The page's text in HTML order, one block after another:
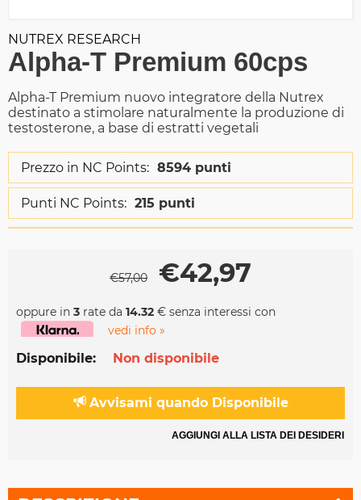
NUTREX RESEARCH
Alpha-T Premium 60cps
Alpha-T Premium nuovo integratore della Nutrex
destinato a stimolare naturalmente la produzione di
testosterone, a base di estratti vegetali
Prezzo in NC Points: 8594 punti
Punti NC Points: 215 punti
€57,00 €42,97
oppure in 3 rate da 14.32 € senza interessi con
vedi info »
Disponibile: Non disponibile
Avvisami quando Disponibile
AGGIUNGI ALLA LISTA DEI DESIDERI